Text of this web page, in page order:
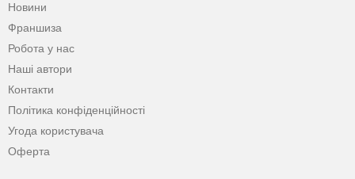
Новини
Франшиза
Робота у нас
Наші автори
Контакти
Політика конфіденційності
Угода користувача
Оферта